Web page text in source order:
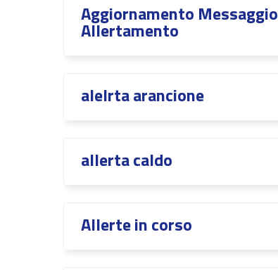
Aggiornamento Messaggio
Allertamento
alelrta arancione
allerta caldo
Allerte in corso